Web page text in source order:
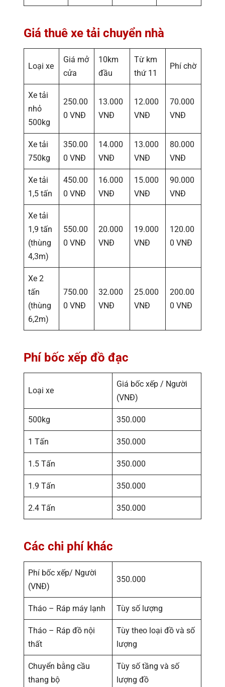
Giá thuê xe tải chuyển nhà
Loại xe
Giá mở
cửa
10km
đầu
Từ km
thứ 11
Phí chờ
Xe tải
nhỏ
500kg
250.00
0 VNĐ
13.000
VNĐ
12.000
VNĐ
70.000
VNĐ
Xe tải
750kg
350.00
0 VNĐ
14.000
VNĐ
13.000
VNĐ
80.000
VNĐ
Xe tải
1,5 tấn
450.00
0 VNĐ
16.000
VNĐ
15.000
VNĐ
90.000
VNĐ
Xe tải
1,9 tấn
(thùng
4,3m)
550.00
0 VNĐ
20.000
VNĐ
19.000
VNĐ
120.00
0 VNĐ
Xe 2
tấn
(thùng
6,2m)
750.00
0 VNĐ
32.000
VNĐ
25.000
VNĐ
200.00
0 VNĐ
Phí bốc xếp đồ đạc
Loại xe
Giá bốc xếp / Người
(VNĐ)
500kg 350.000
1 Tấn 350.000
1.5 Tấn 350.000
1.9 Tấn 350.000
2.4 Tấn 350.000
Các chi phí khác
Phí bốc xếp/ Người
(VNĐ)
350.000
Tháo – Ráp máy lạnh Tùy số lượng
Tháo – Ráp đồ nội
thất
Tùy theo loại đồ và số
lượng
Chuyển bằng cầu
thang bộ
Tùy số tầng và số
lượng đồ